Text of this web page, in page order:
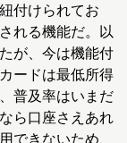
付けられてお
れる機能だ。以
が、今は機能付
ードは最低所得
普及率はいまだ
ら口座さえあれ
できないため、